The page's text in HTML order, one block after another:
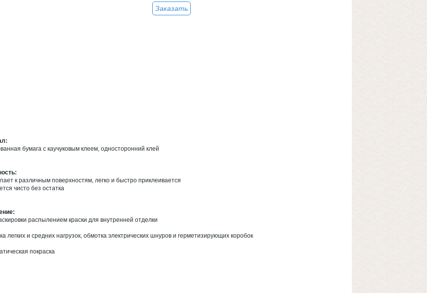
Заказать
бумага с каучуковым клеем, односторонний клей
к различным поверхностям, легко и быстро приклеивается
чисто без остатка
распылением краски для внутренней отделки
легких и средних нагрузок, обмотка электрических шнуров и герметизирующих коробок
покраска